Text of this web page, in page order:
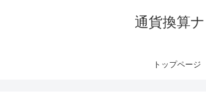
通貨換算
トップページ